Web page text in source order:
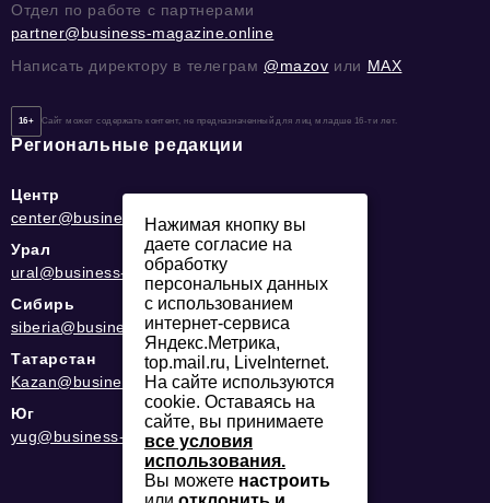
Отдел по работе с партнерами
partner@business-magazine.online
Написать директору в телеграм @mazov или MAX
16+ Сайт может содержать контент, не предназначенный для лиц младше 16-ти лет.
Региональные редакции
Центр
center@business-magazine.online
Урал
ural@business-magazine.online
Сибирь
siberia@business-magazine.online
Татарстан
Kazan@business-magazine.online
Юг
yug@business-magazine.online
Нажимая кнопку вы
даете согласие на
обработку
персональных данных
с использованием
интернет-сервиса
Яндекс.Метрика,
top.mail.ru, LiveInternet.
На сайте используются
cookie. Оставаясь на
сайте, вы принимаете
все условия
использования.
Вы можете настроить